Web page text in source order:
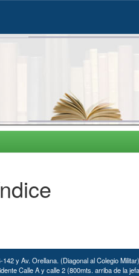
y Av. Orellana. (Diagonal al Colegio
Calle A y calle 2 (800mts. arriba de la